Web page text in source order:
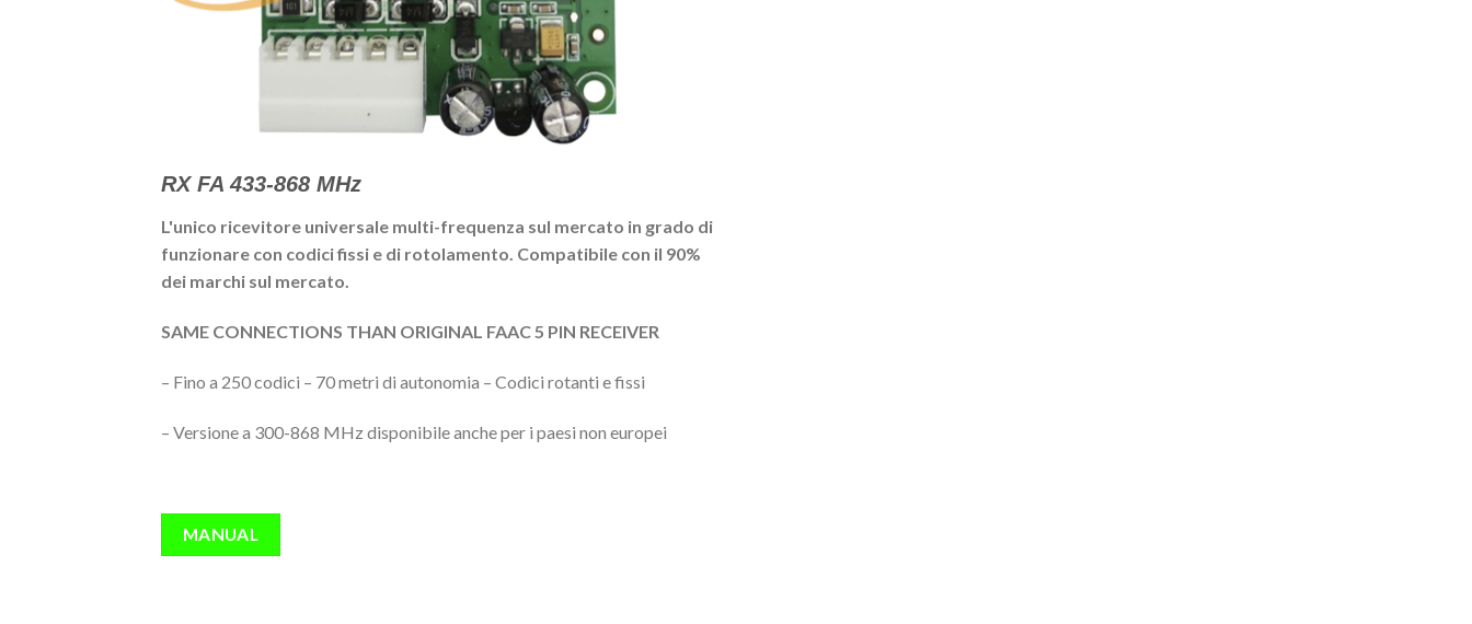
RX FA 433-868 MHz
L'unico ricevitore universale multi-frequenza sul mercato in grado di
funzionare con codici fissi e di rotolamento. Compatibile con il 90%
dei marchi sul mercato.
SAME CONNECTIONS THAN ORIGINAL FAAC 5 PIN RECEIVER
– Fino a 250 codici – 70 metri di autonomia – Codici rotanti e fissi
– Versione a 300-868 MHz disponibile anche per i paesi non europei
MANUAL